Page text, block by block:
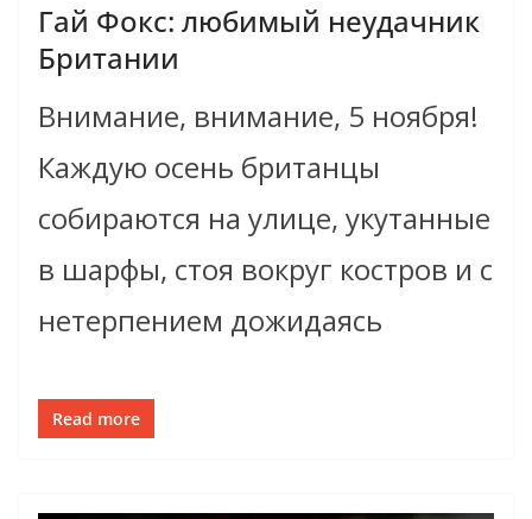
Гай Фокс: любимый неудачник
Британии
Внимание, внимание, 5 ноября!
Каждую осень британцы
собираются на улице, укутанные
в шарфы, стоя вокруг костров и с
нетерпением дожидаясь
Read more